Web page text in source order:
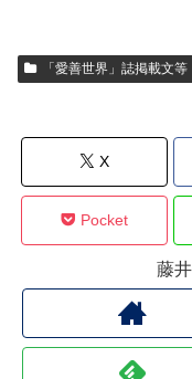
「愛善世界」誌掲載文等
X
Pocket
藤